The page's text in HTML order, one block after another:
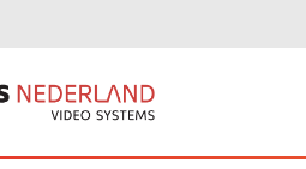
non-object in
vssned01/domains/